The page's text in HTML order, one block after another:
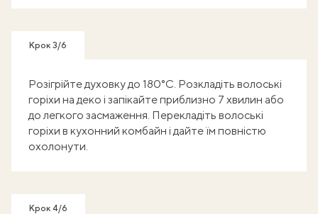
Крок 3/6
Розігрійте духовку до 180°C. Розкладіть волоські
горіхи на деко і запікайте приблизно 7 хвилин або
до легкого засмаження. Перекладіть волоські
горіхи в кухонний комбайн і дайте їм повністю
охолонути.
Крок 4/6